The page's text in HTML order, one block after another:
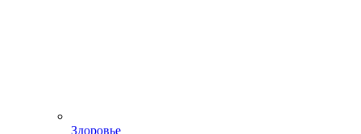
Здоровье